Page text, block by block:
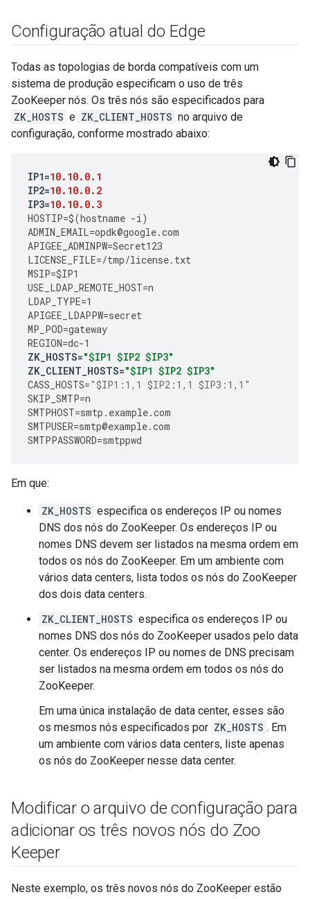
Configuração atual do Edge
Todas as topologias de borda compatíveis com um
sistema de produção especificam o uso de três
ZooKeeper nós. Os três nós são especificados para
ZK_HOSTS e ZK_CLIENT_HOSTS no arquivo de
configuração, conforme mostrado abaixo:
IP1=10.10.0.1
IP2=10.10.0.2
IP3=10.10.0.3
HOSTIP=$(hostname -i)
ADMIN_EMAIL=opdk@google.com
APIGEE_ADMINPW=Secret123
LICENSE_FILE=/tmp/license.txt
MSIP=$IP1
USE_LDAP_REMOTE_HOST=n
LDAP_TYPE=1
APIGEE_LDAPPW=secret
MP_POD=gateway
REGION=dc-1
ZK_HOSTS="$IP1 $IP2 $IP3"
ZK_CLIENT_HOSTS="$IP1 $IP2 $IP3"
CASS_HOSTS="$IP1:1,1 $IP2:1,1 $IP3:1,1"
SKIP_SMTP=n
SMTPHOST=smtp . example.com
SMTPUSER=smtp@example.com
SMTPPASSWORD=smtppwd
Em que:
ZK_HOSTS especifica os endereços IP ou nomes
DNS dos nós do ZooKeeper. Os endereços IP ou
nomes DNS devem ser listados na mesma ordem em
todos os nós do ZooKeeper. Em um ambiente com
vários data centers, lista todos os nós do ZooKeeper
dos dois data centers.
ZK_CLIENT_HOSTS especifica os endereços IP ou
nomes DNS dos nós do ZooKeeper usados pelo data
center. Os endereços IP ou nomes de DNS precisam
ser listados na mesma ordem em todos os nós do
ZooKeeper.
Em uma única instalação de data center, esses são
os mesmos nós especificados por ZK_HOSTS . Em
um ambiente com vários data centers, liste apenas
os nós do ZooKeeper nesse data center.
Modificar o arquivo de configuração para
adicionar os três novos nós do Zoo
Keeper
Neste exemplo, os três novos nós do ZooKeeper estão